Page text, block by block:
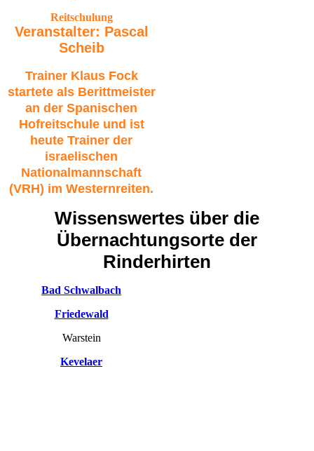
Reitschulung
Veranstalter: Pascal
Scheib
Trainer Klaus Fock
startete als Berittmeister
an der Spanischen
Hofreitschule und ist
heute Trainer der
israelischen
Nationalmannschaft
(VRH) im Westernreiten.
Wissenswertes über die
Übernachtungsorte der
Rinderhirten
Bad Schwalbach
Friedewald
Warstein
Kevelaer